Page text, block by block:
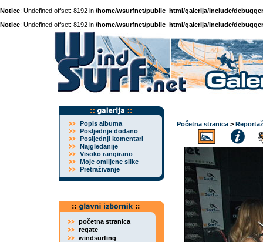
Notice: Undefined offset: 8192 in /home/wsurfnet/public_html/galerija/include/
Notice: Undefined offset: 8192 in /home/wsurfnet/public_html/galerija/include/
Popis albuma
Posljednje dodano
Posljednji komentari
Najgledanije
Visoko rangirano
Moje omiljene slike
Pretraživanje
početna stranica
regate
windsurfing
Početna stranica >